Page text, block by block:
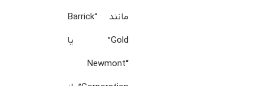
مانند “Barrick
Gold” یا
“Newmont